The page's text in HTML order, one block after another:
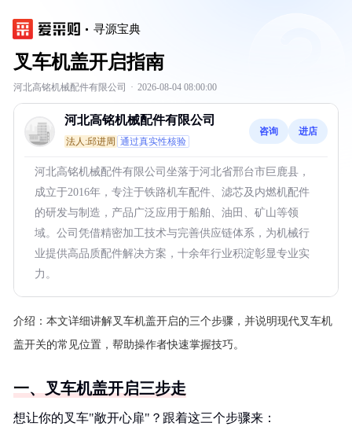
寻源宝典
叉车机盖开启指南
河北高铭机械配件有限公司 · 2026-08-04 08:00:00
河北高铭机械配件有限公司
法人:邱进周 通过真实性核验
咨询 进店
河北高铭机械配件有限公司坐落于河北省邢台市巨鹿县，
成立于2016年，专注于铁路机车配件、滤芯及内燃机配件
的研发与制造，产品广泛应用于船舶、油田、矿山等领
域。公司凭借精密加工技术与完善供应链体系，为机械行
业提供高品质配件解决方案，十余年行业积淀彰显专业实
力。
介绍： 本文详细讲解叉车机盖开启的三个步骤，并说明现代叉车机
盖开关的常见位置，帮助操作者快速掌握技巧。
一、叉车机盖开启三步走
想让你的叉车"敞开心扉"？跟着这三个步骤来：